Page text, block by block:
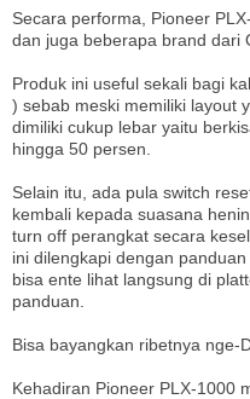
Secara performa, Pioneer
dan juga beberapa brand dari
Produk ini useful sekali bagi
) sebab meski memiliki layout
dimiliki cukup lebar yaitu
hingga 50 persen.
Selain itu, ada pula switch
kembali kepada suasana
turn off perangkat secara
ini dilengkapi dengan
bisa ente lihat langsung di
panduan.
Bisa bayangkan ribetnya nge-
Kehadiran Pioneer PLX-1000